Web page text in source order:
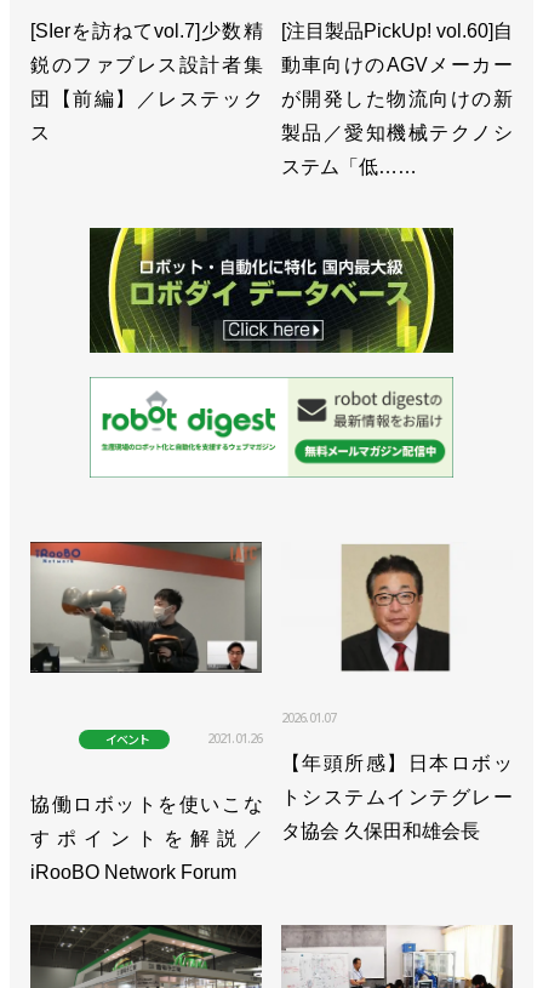
[SIerを訪ねてvol.7]少数精
鋭のファブレス設計者集
団【前編】／レステック
ス
[注目製品PickUp! vol.60]自
動車向けのAGVメーカー
が開発した物流向けの新
製品／愛知機械テクノシ
ステム「低……
イベント 2021.01.26
協働ロボットを使いこな
すポイントを解説／
iRooBO Network Forum
2026.01.07
【年頭所感】日本ロボッ
トシステムインテグレー
タ協会 久保田和雄会長